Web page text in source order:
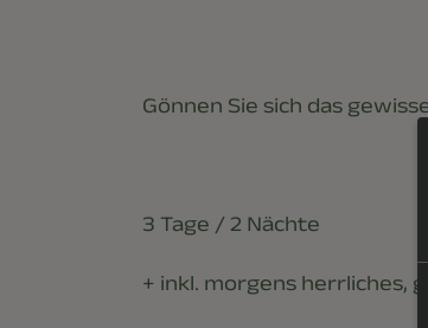
Gönnen Sie sich das
3 Tage / 2 Nächte
+ inkl. morgens herrliches,